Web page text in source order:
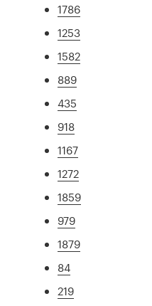
1786
1253
1582
889
435
918
1167
1272
1859
979
1879
84
219